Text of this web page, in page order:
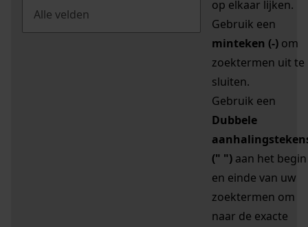
op elkaar lijken.
Gebruik een
minteken (-) om
zoektermen uit te
sluiten.
Gebruik een
Dubbele
(" ") aan het begin
en einde van uw
zoektermen om
naar de exacte